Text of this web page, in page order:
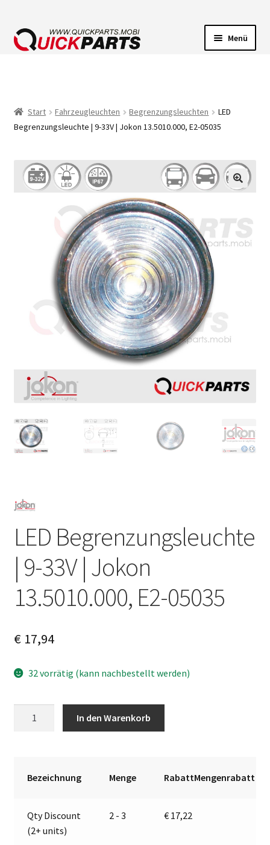
Menü
FÖRDERPUMPEN
HUPEN
Start Fahrzeugleuchten Begrenzungsleuchten
LED
Begrenzungsleuchte | 9-33V | Jokon 13.5010.000, E2-05035
LED Begrenzungsleuchte
| 9-33V | Jokon
13.5010.000, E2-05035
€17,94
32 vorrätig (kann nachbestellt werden)
13.5010.000,
In den Warenkorb
t
Bezeichnung Menge RabattMengenrabatt
Qty Discount
(2+ units)
2 - 3 € 17,22